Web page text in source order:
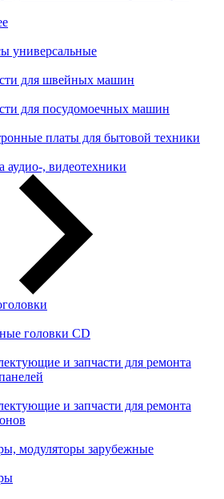
универсальные
для швейных машин
для посудомоечных машин
платы для бытовой техники
аудио-, видеотехники
головки CD
и запчасти для ремонта
и запчасти для ремонта
модуляторы зарубежные